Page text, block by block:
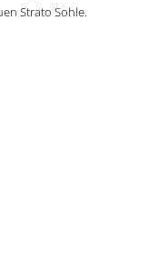
Strato Sohle.